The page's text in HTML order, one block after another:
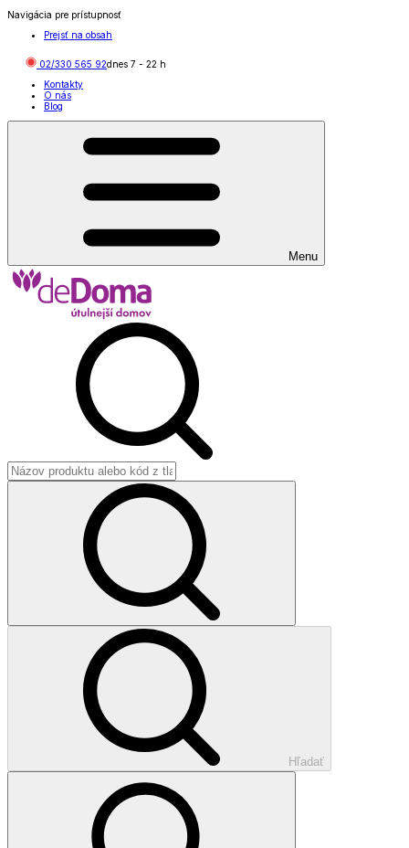
Navigácia pre prístupnosť
Prejsť na obsah
02/330 565 92dnes 7 - 22 h
Kontakty
O nás
Blog
Menu
Hľadať